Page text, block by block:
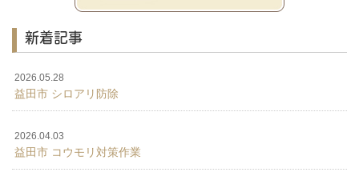
新着記事
2026.05.28
益田市 シロアリ防除
2026.04.03
益田市 コウモリ対策作業